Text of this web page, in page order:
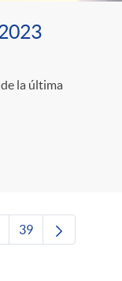
la última
TAB para
intermedias
Página
39